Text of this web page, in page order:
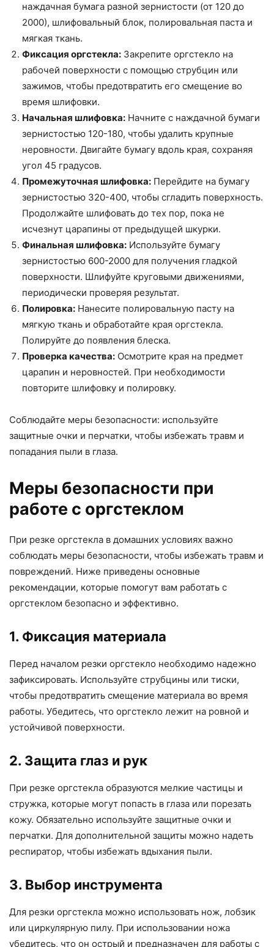
наждачная бумага разной зернистости (от 120 до
2000), шлифовальный блок, полировальная паста и
мягкая ткань.
Фиксация оргстекла: Закрепите оргстекло на
рабочей поверхности с помощью струбцин или
зажимов, чтобы предотвратить его смещение во
время шлифовки.
Начальная шлифовка: Начните с наждачной бумаги
зернистостью 120-180, чтобы удалить крупные
неровности. Двигайте бумагу вдоль края, сохраняя
угол 45 градусов.
Промежуточная шлифовка: Перейдите на бумагу
зернистостью 320-400, чтобы сгладить поверхность.
Продолжайте шлифовать до тех пор, пока не
исчезнут царапины от предыдущей шкурки.
Финальная шлифовка: Используйте бумагу
зернистостью 600-2000 для получения гладкой
поверхности. Шлифуйте круговыми движениями,
периодически проверяя результат.
Полировка: Нанесите полировальную пасту на
мягкую ткань и обработайте края оргстекла.
Полируйте до появления блеска.
Проверка качества: Осмотрите края на предмет
царапин и неровностей. При необходимости
повторите шлифовку и полировку.
Соблюдайте меры безопасности: используйте
защитные очки и перчатки, чтобы избежать травм и
попадания пыли в глаза.
Меры безопасности при
работе с оргстеклом
При резке оргстекла в домашних условиях важно
соблюдать меры безопасности, чтобы избежать травм и
повреждений. Ниже приведены основные
рекомендации, которые помогут вам работать с
оргстеклом безопасно и эффективно.
1. Фиксация материала
Перед началом резки оргстекло необходимо надежно
зафиксировать. Используйте струбцины или тиски,
чтобы предотвратить смещение материала во время
работы. Убедитесь, что оргстекло лежит на ровной и
устойчивой поверхности.
2. Защита глаз и рук
При резке оргстекла образуются мелкие частицы и
стружка, которые могут попасть в глаза или порезать
кожу. Обязательно используйте защитные очки и
перчатки. Для дополнительной защиты можно надеть
респиратор, чтобы избежать вдыхания пыли.
3. Выбор инструмента
Для резки оргстекла можно использовать нож, лобзик
или циркулярную пилу. При использовании ножа
убедитесь, что он острый и предназначен для работы с